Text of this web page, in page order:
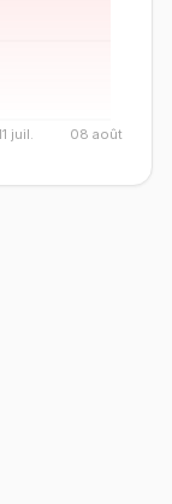
juil. 08 août